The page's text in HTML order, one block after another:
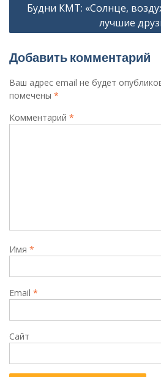
записям
Будни КМТ: «Солнце,
лучшие
Добавить комментарий
Ваш адрес email не будет
помечены *
Комментарий *
Имя *
Email *
Сайт